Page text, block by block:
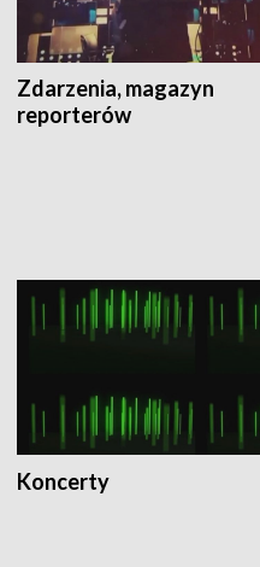
Zdarzenia, magazyn
reporterów
Koncerty